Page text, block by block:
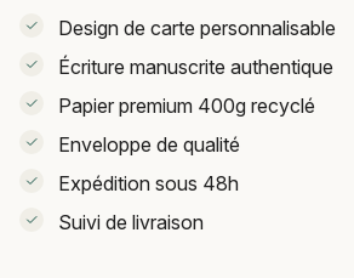
Design de carte personnalisable
Écriture manuscrite authentique
Papier premium 400g recyclé
Enveloppe de qualité
Expédition sous 48h
Suivi de livraison